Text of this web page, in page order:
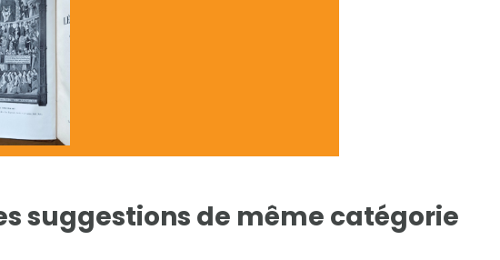
suggestions de même catégorie